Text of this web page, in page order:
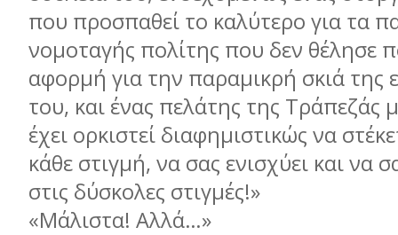
που προσπαθεί το καλύτερο για τα
νομοταγής πολίτης που δεν θέλησε
αφορμή για την παραμικρή σκιά της
του, και ένας πελάτης της Τράπεζάς
έχει ορκιστεί διαφημιστικώς να
κάθε στιγμή, να σας ενισχύει και να
στις δύσκολες στιγμές!»
«Μάλιστα! Αλλά…»